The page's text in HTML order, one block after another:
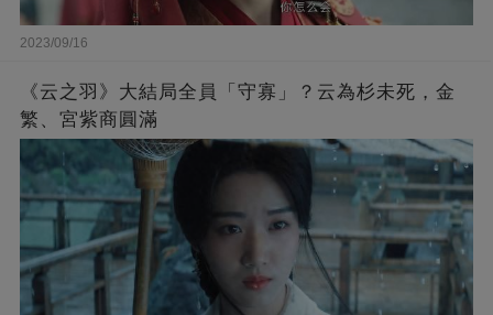
2023/09/16
《云之羽》大結局全員「守寡」？云為杉未死，金
繁、宮紫商圓滿